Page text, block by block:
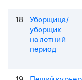
18
Уборщица/
уборщик
на летний
период